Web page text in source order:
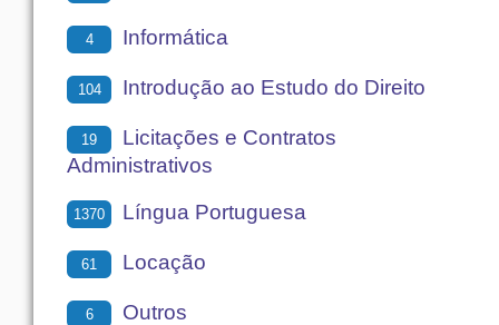
4 Informática
104 Introdução ao Estudo do Direito
19
Licitações e Contratos
Administrativos
1370 Língua Portuguesa
61 Locação
6 Outros